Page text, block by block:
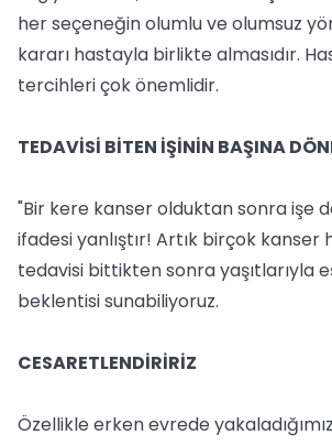
her seçeneğin olumlu ve olumsuz
kararı hastayla birlikte almasıdır.
tercihleri çok önemlidir.
TEDAVİSİ BİTEN İŞİNİN BAŞINA
"Bir kere kanser olduktan sonra işe
ifadesi yanlıştır! Artık birçok kanser
tedavisi bittikten sonra yaşıtlarıyla
beklentisi sunabiliyoruz.
CESARETLENDİRİRİZ
Özellikle erken evrede